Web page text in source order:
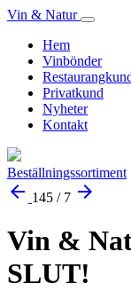
Vin & Natur
Hem
Vinbönder
Privatkund
Nyheter
Kontakt
Beställningssortiment
arrow_back 145 / 7 arrow_forward
Vin &
SLUT!